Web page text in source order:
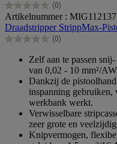
(0)
0.0
van
de
5
Artikelnummer :
Draadstripper StrippMax-
(0)
0.0
sterren.
Zelf aan te passen
van 0,02 - 10 mm²/
Dankzij de
inspanning gebruiken,
werkbank werkt.
Verwisselbare
zeer grote en
Knipvermogen,